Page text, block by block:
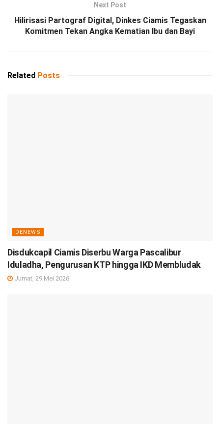
Next Post
Hilirisasi Partograf Digital, Dinkes Ciamis Tegaskan
Komitmen Tekan Angka Kematian Ibu dan Bayi
Related Posts
DENEWS
Disdukcapil Ciamis Diserbu Warga Pascalibur
Iduladha, Pengurusan KTP hingga IKD Membludak
Jumat, 29 Mei 2026